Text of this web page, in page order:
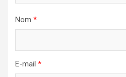
Nom *
E-mail *